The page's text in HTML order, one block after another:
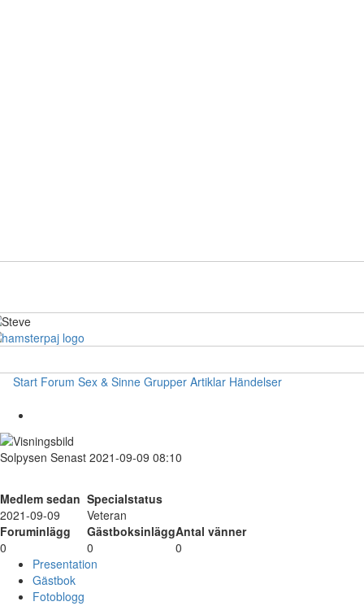
Start Forum Sex & Sinne Grupper Artiklar Händelser
Solpysen Senast 2021-09-09 08:10
Medlem sedan Specialstatus
2021-09-09
Veteran
Foruminlägg
GästboksinläggAntal vänner
0
0
0
Presentation
Gästbok
Fotoblogg